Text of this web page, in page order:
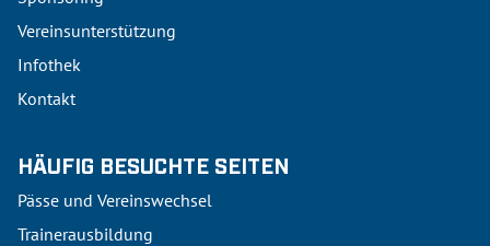
Vereinsunterstützung
Infothek
Kontakt
HÄUFIG BESUCHTE SEITEN
Pässe und Vereinswechsel
Trainerausbildung